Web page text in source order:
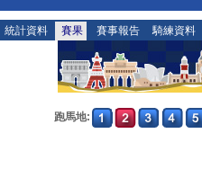
統計資料 賽果 賽事報告 騎練資料
跑馬地: